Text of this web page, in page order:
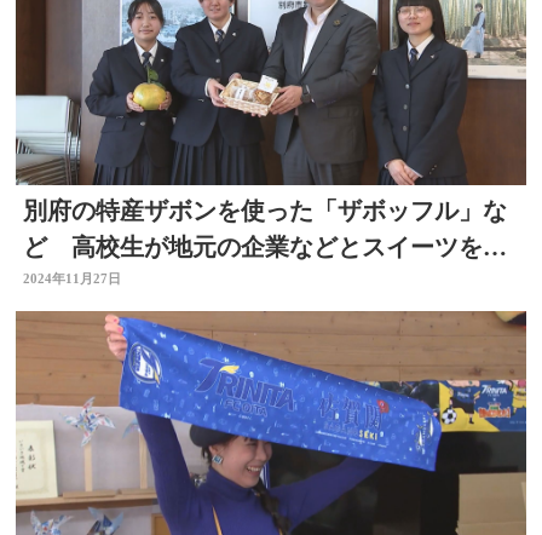
別府の特産ザボンを使った「ザボッフル」な
ど 高校生が地元の企業などとスイーツを開
発 大分
2024年11月27日